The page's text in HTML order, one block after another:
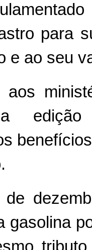
para
e ao seu
aos
a
gasolina